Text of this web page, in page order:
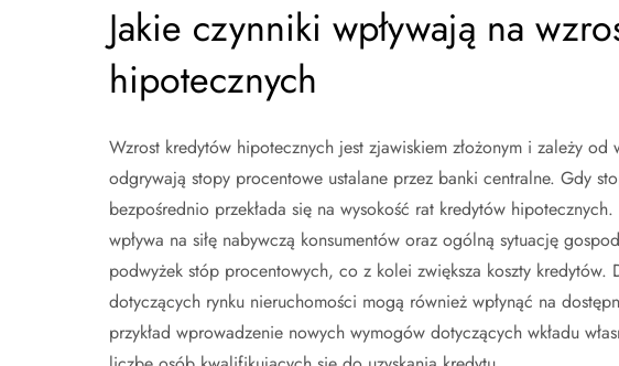
Jakie czynniki wpływają na
hipotecznych
Wzrost kredytów hipotecznych jest zjawiskiem złożonym i zależy
odgrywają stopy procentowe ustalane przez banki centralne. Gdy
bezpośrednio przekłada się na wysokość rat kredytów
wpływa na siłę nabywczą konsumentów oraz ogólną sytuację
podwyżek stóp procentowych, co z kolei zwiększa koszty
dotyczących rynku nieruchomości mogą również wpłynąć na
przykład wprowadzenie nowych wymogów dotyczących wkładu